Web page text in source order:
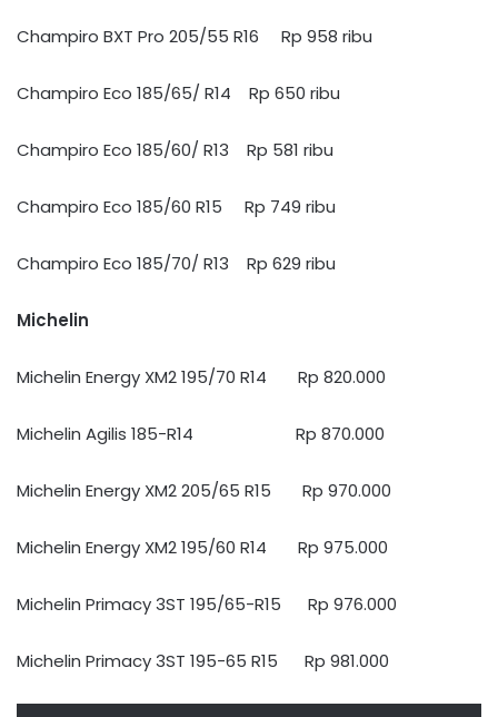
Champiro BXT Pro 205/55 R16 Rp 958 ribu
Champiro Eco 185/65/ R14 Rp 650 ribu
Champiro Eco 185/60/ R13 Rp 581 ribu
Champiro Eco 185/60 R15 Rp 749 ribu
Champiro Eco 185/70/ R13 Rp 629 ribu
Michelin
Michelin Energy XM2 195/70 R14 Rp 820.000
Michelin Agilis 185-R14 Rp 870.000
Michelin Energy XM2 205/65 R15 Rp 970.000
Michelin Energy XM2 195/60 R14 Rp 975.000
Michelin Primacy 3ST 195/65-R15 Rp 976.000
Michelin Primacy 3ST 195-65 R15 Rp 981.000